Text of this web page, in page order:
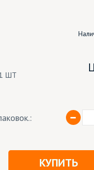
ШТ
КУПИТЬ